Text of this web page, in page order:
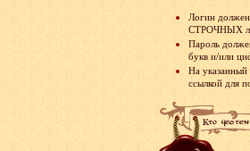
Логин
СТРОЧНЫХ
Пароль
букв и/или
На указанный
ссылкой для